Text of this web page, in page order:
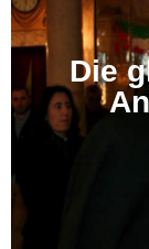
Die